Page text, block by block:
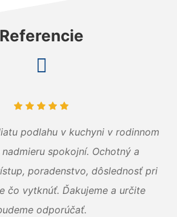
Referencie
podlahu v kuchyni v rodinnom
spokojní. Ochotný a
poradenstvo, dôslednosť pri
čo vytknúť. Ďakujeme a určite
odporúčať.